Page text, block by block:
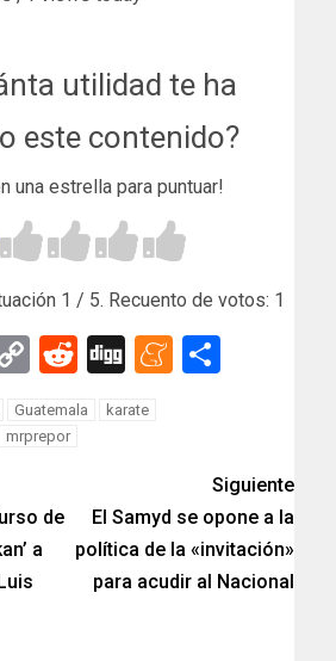
utilidad te ha
este contenido?
una estrella para puntuar!
1 / 5. Recuento de votos: 1
Copy
Link
Reddit
Digg
Guatemala
karate
mrprepor
de
a
Siguiente
El Samyd se opone a la
política de la «invitación»
para acudir al Nacional